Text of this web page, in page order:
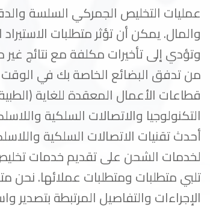
عمليات التخليص الجمركي السلسة
والمال. يمكن أن تؤثر متطلبات
وتؤدي إلى تأخيرات مكلفة مع نتائج غير
من تدفق البضائع الخاصة بك في
قطاعات الأعمال المعقدة للغاية
التكنولوجيا والاتصالات السلكية
أحدث تقنيات الاتصالات السلكية
لخدمات الشحن على تقديم خدمات
تلبي متطلبات ومتطلبات عملائها.
الإجراءات والتفاصيل المرتبطة بتصدير